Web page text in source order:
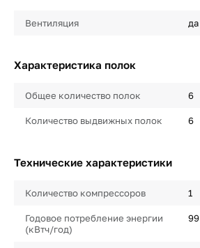
Вентиляция да
Характеристика полок
Общее количество полок 6
Количество выдвижных полок 6
Технические характеристики
Количество компрессоров 1
Годовое потребление энергии
(кВтч/год)
99